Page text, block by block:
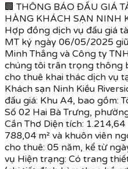
🏢 THÔNG BÁO ĐẤU GIÁ
HÀNG KHÁCH SẠN NINH
Hợp đồng dịch vụ đấu giá
MT ký ngày 06/05/2025
Minh Thắng và Công ty
chúng tôi trân trọng thông
cho thuê khai thác dịch vụ
Khách sạn Ninh Kiều
đấu giá: Khu A4, bao gồm:
Số 02 Hai Bà Trưng,
Cần Thơ Diện tích:
788,04 m² và khuôn viên
cho thuê: 05 năm, kể từ
vụ Hiện trạng: Có trang